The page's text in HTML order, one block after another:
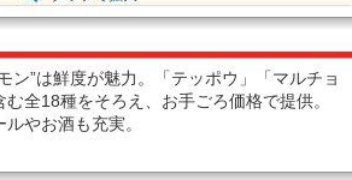
ン”は鮮度が魅力。「テッポウ」「マルチョ
全18種をそろえ、お手ごろ価格で提供。
やお酒も充実。